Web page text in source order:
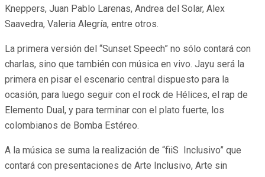
Kneppers, Juan Pablo Larenas, Andrea del Solar, Alex
Saavedra, Valeria Alegría, entre otros.
La primera versión del “Sunset Speech” no sólo contará con
charlas, sino que también con música en vivo. Jayu será la
primera en pisar el escenario central dispuesto para la
ocasión, para luego seguir con el rock de Hélices, el rap de
Elemento Dual, y para terminar con el plato fuerte, los
colombianos de Bomba Estéreo.
A la música se suma la realización de “fiiS Inclusivo” que
contará con presentaciones de Arte Inclusivo, Arte sin